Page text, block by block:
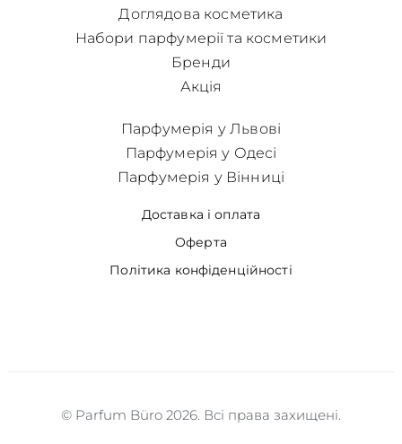
Доглядова косметика
Набори парфумерії та косметики
Бренди
Акція
Доставка і оплата
Оферта
Політика конфіденційності
Парфумерія у Львові
Парфумерія у Одесі
Парфумерія у Вінниці
© Parfum Büro 2026. Всі права захищені.